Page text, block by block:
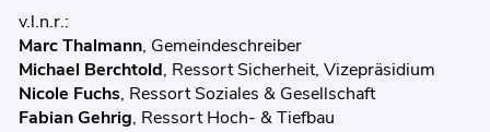
v.l.n.r.:
Marc Thalmann, Gemeindeschreiber
Michael Berchtold, Ressort Sicherheit, Vizepräsidium
Nicole Fuchs, Ressort Soziales & Gesellschaft
Fabian Gehrig, Ressort Hoch- & Tiefbau